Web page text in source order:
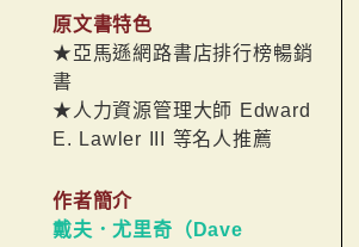
原文書特色
★亞馬遜網路書店排行榜暢銷
書
★人力資源管理大師 Edward
E. Lawler III 等名人推薦
作者簡介
戴夫．尤里奇（Dave